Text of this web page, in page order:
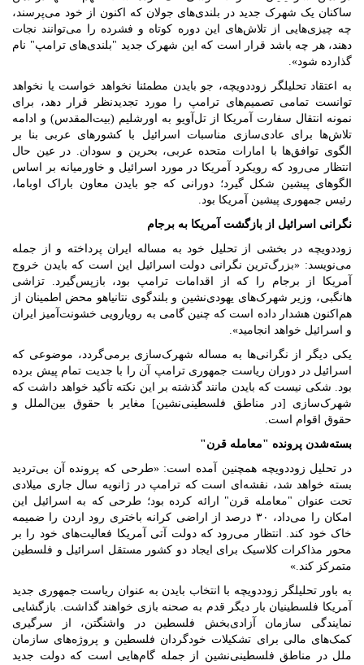
ساکنان یک شهرک جدید در بلندی‌های جولان که اکنون از خود می‌پرسند،
چه چیزی‌هایی از تلاش‌های این دوره کوتاه و فشرده را می‌توانند نجات
دهند، هر چه باشد قرار است که این شهرک جدید "بلندی‌های ترامپ" نام
گذارده شود».
به اعتقاد تحلیلگر زوددویچه، جو بایدن مطمئنا نخواهد خواست یا نخواهد
توانست تمامی تصمیم‌های ترامپ را مورد تجدیدنظر قرار دهد، برای
نمونه انتقال سفارت آمریکا از تل‌آویو به اورشلیم (بیت‌المقدس) و ادامه
تلاش‌ها برای عادی‌سازی مناسبات اسرائیل با کشورهای عربی بنا بر
الگوی توافق‌ها با امارات متحده عربی، بحرین و سودان. در عین حال
انتظار می‌رود که رویکرد آمریکا در مورد اسرائیل و خاورمیانه بر اساس
الگوهای پیشین شکل گیرد؛ دورانی که جو بایدن معاون باراک اوباما،
رئیس جمهوری پیشین آمریکا بود.
نگرانی اسرائیل از بازگشت آمریکا به برجام
زوددویچه در بخشی از تحلیل خود به مساله ایران پرداخته و از جمله
می‌نویسد: «بزرگ‌ترین نگرانی دولت اسرائیل این است که بایدن خروج
آمریکا از برجام را که از اقدامات ترامپ بود، بازپس‌گیرد. تزاشی
هانگبی، وزیر شهرک‌های یهودی‌نشین و بلندگوی نتانیاهو محض اطمینان از
هم‌اکنون هشدار داده است که چنین گامی به رویارویی خشونت‌آمیز ایران
و اسرائیل خواهد انجامید».
یکی دیگر از نگرانی‌ها به مساله شهرک‌سازی برمی‌گردد، موضوعی که
اسرائیل در دوران ریاست جمهوری ترامپ آن را با جدیت تمام پیش برده
بود. شکی نیست که بایدن مانند گذشته بر این نکته تأکید خواهد داشت که
شهرک‌سازی [در مناطق فلسطینی‌نشین] مغایر با حقوق بین‌الملل و
حقوق اقوام است.
بسته‌شدن پرونده "معامله قرن"
در تحلیل زوددویچه همچنین آمده است: «طرحی که پرونده آن بی‌تردید
بسته خواهد شد، نقشه‌ای است که ترامپ در ژانویه سال جاری میلادی
تحت عنوان "معامله قرن" ارائه کرده بود؛ طرحی که به اسرائیل این
امکان را می‌داد، ۳۰ درصد از اراضی کرانه باختری رود اردن را ضمیمه
خاک خود کند. انتظار می‌رود که دولت آتی آمریکا فعالیت‌های خود را بر
محور مذاکرات کلاسیک برای ایجاد دو کشور مستقل اسرائیل و فلسطین
متمرکز کند.»
به باور تحلیلگر زوددویچه با انتخاب بایدن به عنوان ریاست جمهوری جدید
آمریکا فلسطینیان بار دیگر قدم به صحنه بازی خواهند گذاشت. بازگشایی
نمایندگی سازمان آزادی‌بخش فلسطین در واشنگتن، از سرگیری
کمک‌های مالی برای تشکیلات خودگردان فلسطین و پروژه‌های سازمان
ملل در مناطق فلسطینی‌نشین از جمله گام‌هایی است که دولت جدید